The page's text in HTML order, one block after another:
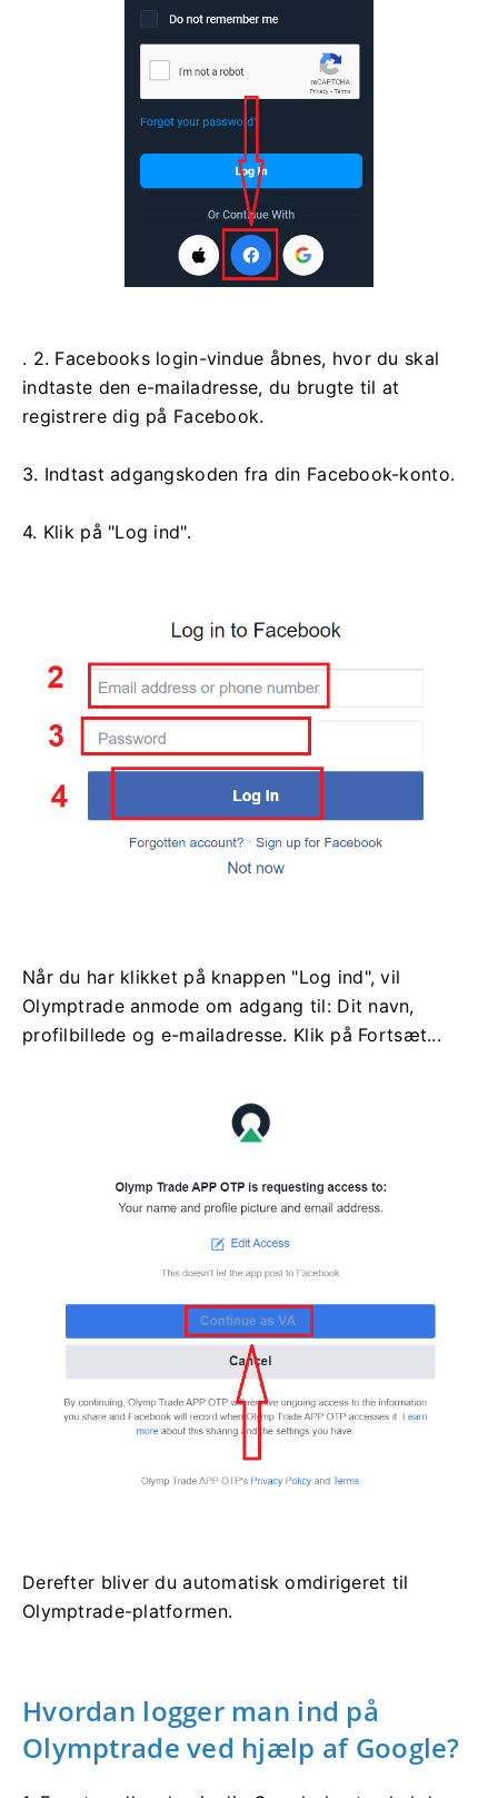
. 2. Facebooks login-vindue åbnes, hvor du skal
indtaste den e-mailadresse, du brugte til at
registrere dig på Facebook.
3. Indtast adgangskoden fra din Facebook-konto.
4. Klik på "Log ind".
Når du har klikket på knappen "Log ind", vil
Olymptrade anmode om adgang til: Dit navn,
profilbillede og e-mailadresse. Klik på Fortsæt...
Derefter bliver du automatisk omdirigeret til
Olymptrade-platformen.
Hvordan logger man ind på
Olymptrade ved hjælp af Google?